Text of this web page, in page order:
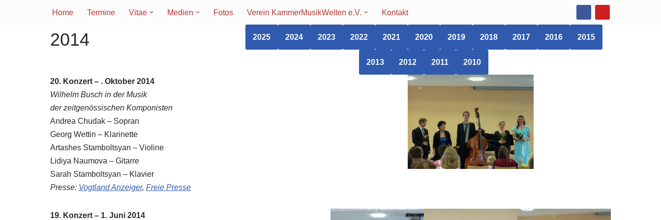
Home Termine Vitae Medien Fotos Verein KammerMusikWelten e.V. Kontakt
2014 2025 2024 2023 2022 2021 2020 2019 2018 2017 2016 2015
2013 2012 2011 2010
20. Konzert – . Oktober 2014
Wilhelm Busch in der Musik
der zeitgenössischen Komponisten
Andrea Chudak – Sopran
Georg Wettin – Klarinette
Artashes Stamboltsyan – Violine
Lidiya Naumova – Gitarre
Sarah Stamboltsyan – Klavier
Presse: Vogtland Anzeiger, Freie Presse
19. Konzert – 1. Juni 2014